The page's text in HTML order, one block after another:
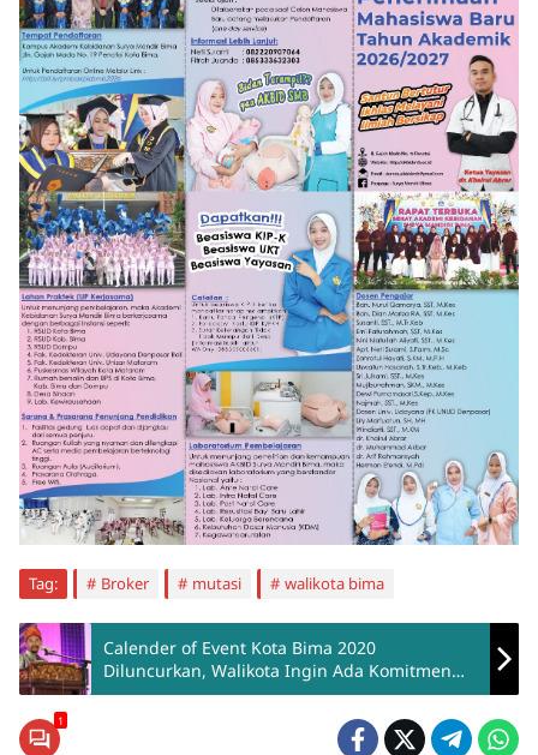
Tag: Broker mutasi walikota bima
Calender of Event Kota Bima 2020
Diluncurkan, Walikota Ingin Ada Komitmen
Bersama Kembangkan Pariwisata
1